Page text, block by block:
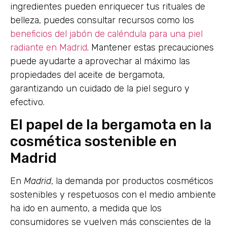
ingredientes pueden enriquecer tus rituales de
belleza, puedes consultar recursos como los
beneficios del jabón de caléndula para una piel
radiante en Madrid. Mantener estas precauciones
puede ayudarte a aprovechar al máximo las
propiedades del aceite de bergamota,
garantizando un cuidado de la piel seguro y
efectivo.
El papel de la bergamota en la
cosmética sostenible en
Madrid
En Madrid, la demanda por productos cosméticos
sostenibles y respetuosos con el medio ambiente
ha ido en aumento, a medida que los
consumidores se vuelven más conscientes de la